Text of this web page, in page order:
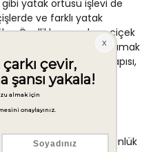
yatak örtüsü işlevi de
ve farklı yatak
Özellikle yaprak ve çiçek
yatak odanıza taşımak
Ara biyeli kumaş yapısı,
bir görünüm
odalarında hem günlük